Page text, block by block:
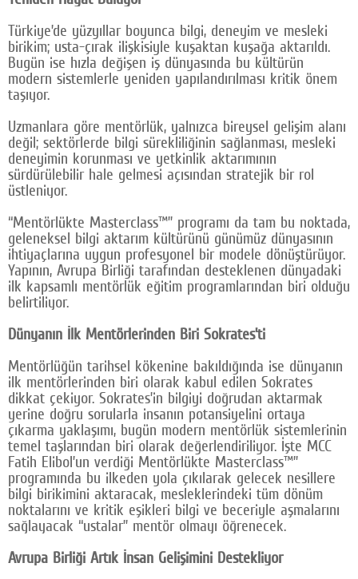
Türkiye’de yüzyıllar boyunca bilgi, deneyim ve mesleki
birikim; usta-çırak ilişkisiyle kuşaktan kuşağa aktarıldı.
Bugün ise hızla değişen iş dünyasında bu kültürün
modern sistemlerle yeniden yapılandırılması kritik önem
taşıyor.
Uzmanlara göre mentörlük, yalnızca bireysel gelişim alanı
değil; sektörlerde bilgi sürekliliğinin sağlanması, mesleki
deneyimin korunması ve yetkinlik aktarımının
sürdürülebilir hale gelmesi açısından stratejik bir rol
üstleniyor.
“Mentörlükte Masterclass™” programı da tam bu noktada,
geleneksel bilgi aktarım kültürünü günümüz dünyasının
ihtiyaçlarına uygun profesyonel bir modele dönüştürüyor.
Yapının, Avrupa Birliği tarafından desteklenen dünyadaki
ilk kapsamlı mentörlük eğitim programlarından biri olduğu
belirtiliyor.
Dünyanın İlk Mentörlerinden Biri Sokrates’ti
Mentörlüğün tarihsel kökenine bakıldığında ise dünyanın
ilk mentörlerinden biri olarak kabul edilen Sokrates
dikkat çekiyor. Sokrates’in bilgiyi doğrudan aktarmak
yerine doğru sorularla insanın potansiyelini ortaya
çıkarma yaklaşımı, bugün modern mentörlük sistemlerinin
temel taşlarından biri olarak değerlendiriliyor. İşte MCC
Fatih Elibol’un verdiği Mentörlükte Masterclass™”
programında bu ilkeden yola çıkılarak gelecek nesillere
bilgi birikimini aktaracak, mesleklerindeki tüm dönüm
noktalarını ve kritik eşikleri bilgi ve beceriyle aşmalarını
sağlayacak “ustalar” mentör olmayı öğrenecek.
Avrupa Birliği Artık İnsan Gelişimini Destekliyor